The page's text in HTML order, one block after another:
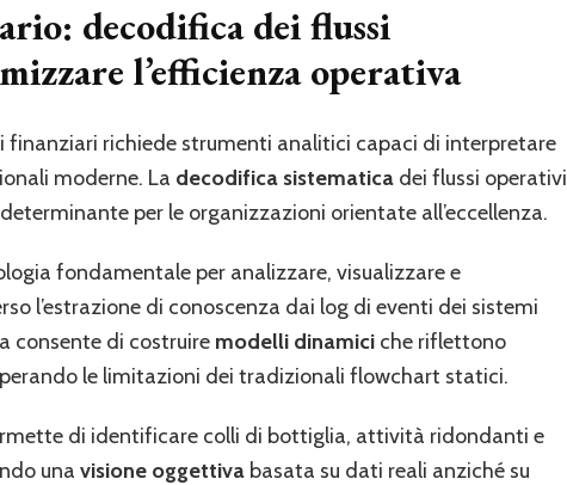
decodifica dei flussi
l’efficienza operativa
finanziari richiede strumenti analitici capaci di interpretare
moderne. La decodifica sistematica dei flussi operativi
per le organizzazioni orientate all’eccellenza.
fondamentale per analizzare, visualizzare e
l’estrazione di conoscenza dai log di eventi dei sistemi
consente di costruire modelli dinamici che riflettono
le limitazioni dei tradizionali flowchart statici.
di identificare colli di bottiglia, attività ridondanti e
una visione oggettiva basata su dati reali anziché su